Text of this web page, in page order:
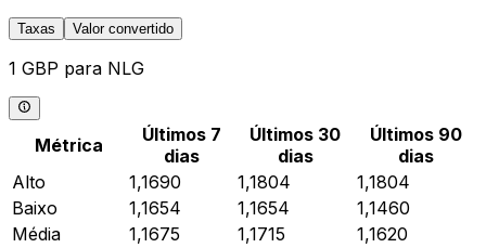
Taxas Valor convertido
1 GBP para NLG
Métrica
Últimos 7
dias
Últimos 30
dias
Últimos 90
dias
Alto
1,1690 1,1804
1,1804
Baixo
1,1654 1,1654
1,1460
Média
1,1675 1,1715
1,1620